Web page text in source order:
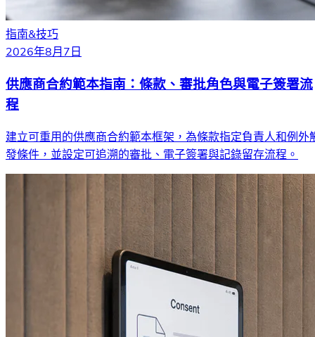
指南&技巧
2026年8月7日
供應商合約範本指南：條款、審批角色與電子簽署流
程
建立可重用的供應商合約範本框架，為條款指定負責人和例外
發條件，並設定可追溯的審批、電子簽署與記錄留存流程。